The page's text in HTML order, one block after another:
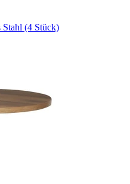
Stahl (4 Stück)